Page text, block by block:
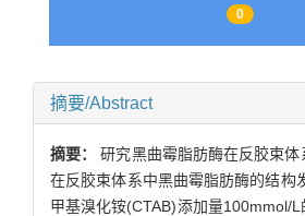
0
摘要/Abstract
摘要：研究黑曲霉脂肪酶在反胶束
在反胶束体系中黑曲霉脂肪酶的结构
甲基溴化铵(CTAB)添加量100mmol/